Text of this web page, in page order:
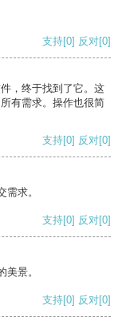
支持[0] 反对[0]
，终于找到了它。这
有需求。操作也很简
支持[0] 反对[0]
求。
支持[0] 反对[0]
景。
支持[0] 反对[0]